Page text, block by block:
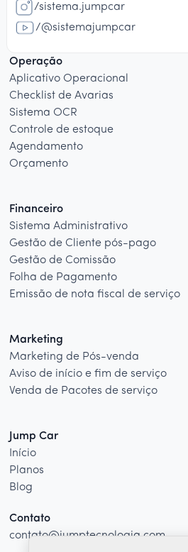
/sistema.jumpcar
/@sistemajumpcar
Operação
Aplicativo Operacional
Checklist de Avarias
Sistema OCR
Controle de estoque
Agendamento
Orçamento
Financeiro
Sistema Administrativo
Gestão de Cliente pós-pago
Gestão de Comissão
Folha de Pagamento
Emissão de nota fiscal de serviço
Marketing
Marketing de Pós-venda
Aviso de início e fim de serviço
Venda de Pacotes de serviço
Jump Car
Início
Planos
Blog
Contato
contato@jumptecnologia.com